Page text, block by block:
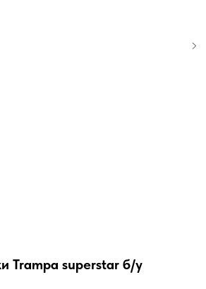
Trampa superstar б/у